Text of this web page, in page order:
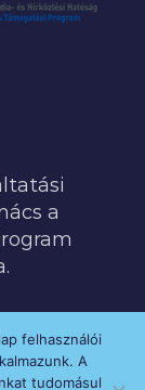
a
FM
felhasználói
A
tudomásul